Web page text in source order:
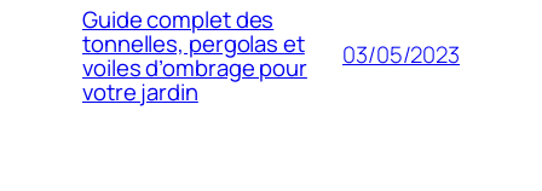
Guide complet des
tonnelles, pergolas et
voiles d’ombrage pour
votre jardin
03/05/2023